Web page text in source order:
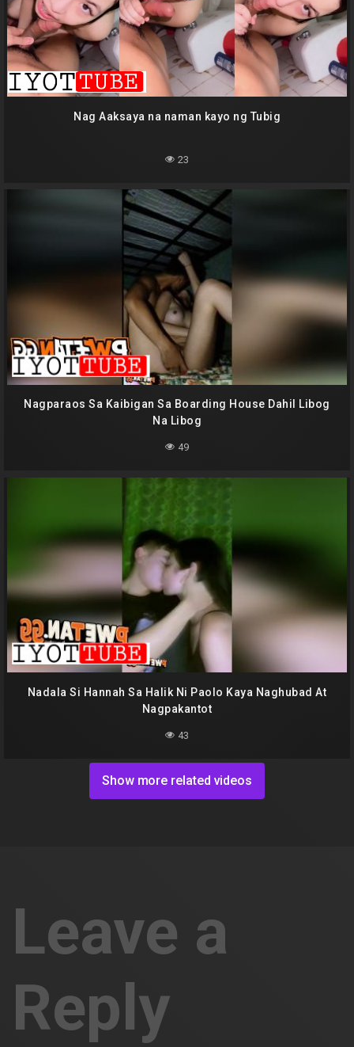
Nag Aaksaya na naman kayo ng Tubig
23
Nagparaos Sa Kaibigan Sa Boarding House Dahil Libog
Na Libog
49
Nadala Si Hannah Sa Halik Ni Paolo Kaya Naghubad At
Nagpakantot
43
Show more related videos
Leave a
Reply